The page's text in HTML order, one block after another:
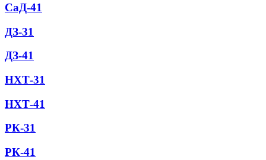
СаД-41
ДЗ-31
ДЗ-41
НХТ-31
НХТ-41
РК-31
РК-41